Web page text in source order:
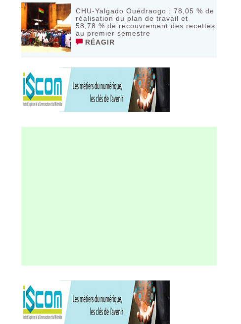
CHU-Yalgado Ouédraogo : 78,05 % de
réalisation du plan de travail et
58,78 % de recouvrement des recettes
au premier semestre
RÉAGIR